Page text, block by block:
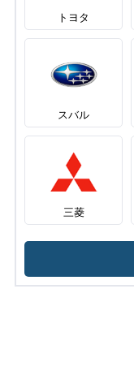
トヨタ
スバル
三菱